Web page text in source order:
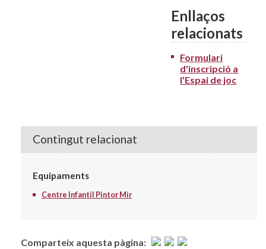
Enllaços
relacionats
Formulari
d'inscripció a
l'Espai de joc
Contingut relacionat
Equipaments
Centre Infantil Pintor Mir
Comparteix aquesta pàgina: